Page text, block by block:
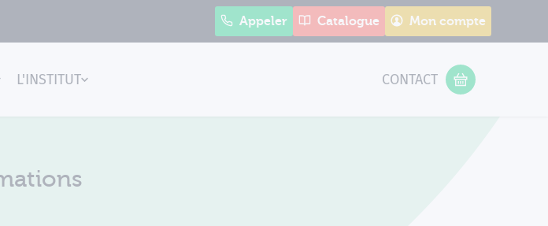
Appeler Catalogue Mon compte
L'INSTITUT CONTACT
VOTRE PANIER